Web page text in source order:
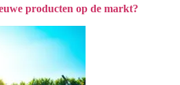
producten op de markt?